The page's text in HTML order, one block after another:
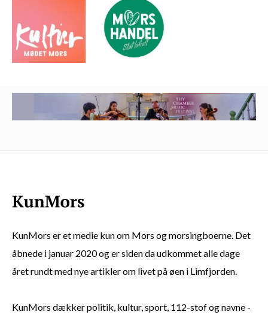
KunMors er et medie kun om Mors og morsingboerne. Det
åbnede i januar 2020 og er siden da udkommet alle dage
året rundt med nye artikler om livet på øen i Limfjorden.
KunMors dækker politik, kultur, sport, 112-stof og navne -